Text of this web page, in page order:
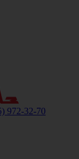
972-32-70